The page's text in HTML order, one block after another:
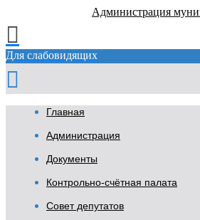
Администрация
Для слабовидящих
Главная
Администрация
Документы
Контрольно-счётная палата
Совет депутатов